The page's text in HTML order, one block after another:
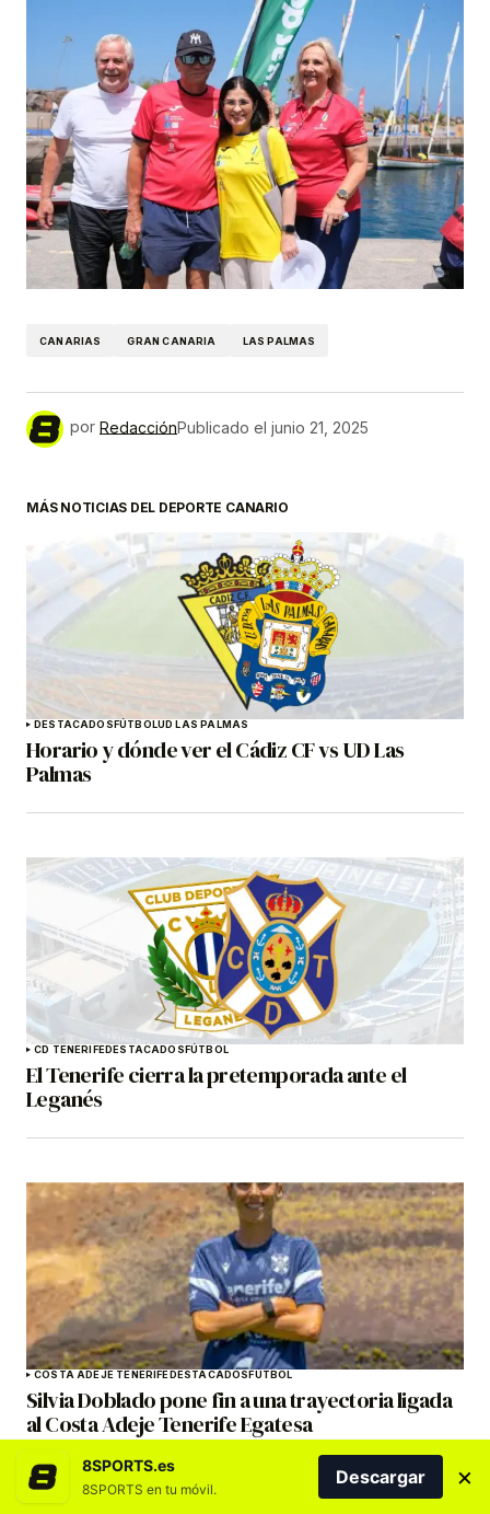
CANARIAS GRAN CANARIA LAS PALMAS
por RedacciónPublicado el junio 21, 2025
MÁS NOTICIAS DEL DEPORTE CANARIO
DESTACADOSFÚTBOLUD LAS PALMAS
Horario y dónde ver el Cádiz CF vs UD Las
Palmas
CD TENERIFEDESTACADOSFÚTBOL
El Tenerife cierra la pretemporada ante el
Leganés
COSTA ADEJE TENERIFEDESTACADOSFÚTBOL
Silvia Doblado pone fin a una trayectoria ligada
al Costa Adeje Tenerife Egatesa
8SPORTS.es
8SPORTS en tu móvil.
Descargar ×